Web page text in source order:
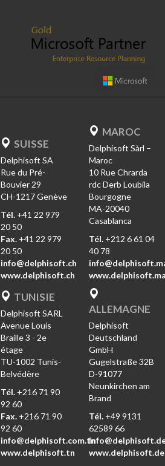
SUISSE
Delphisoft SA
Rue du Pré-
Bouvier 29
CH-1217 Genève
Tél. +41 22 979
20 50
Fax. +41 22 979
20 50
info@delphisoft.ch
www.delphisoft.ch
MAROC
Delphisoft Sàrl –
Maroc
10 Rue Chrarda
rdc Derb Loubila
Bourgogne
MA-20040
Casablanca
Tél. +212 6 61 04
40 78
TUNISIE
Delphisoft SARL
Avenue Louis
Braille 3 - 2e
étage
TU-1002 Tunis-
Belvédère
Tél. +216 71 90
92 60
Fax. +216 71 90
92 60
info@delphisoft.com.tn
www.delphisoft.tn
ALLEMAGNE
Delphisoft
Deutschland
GmbH
Gugelstraße 32B
D-91077
Neunkirchen am
Brand
Tél. +49 9131
62589 66
www.delphisoft.de